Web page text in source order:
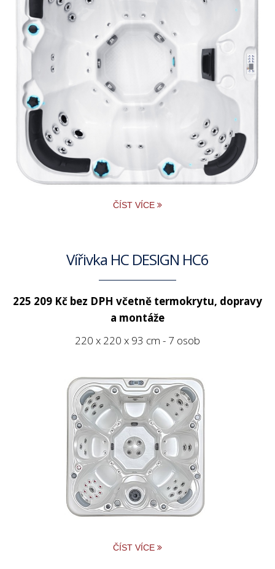
ČÍST VÍCE
Vířivka HC DESIGN HC6
225 209 Kč bez DPH včetně termokrytu, dopravy
a montáže
220 x 220 x 93 cm - 7 osob
ČÍST VÍCE